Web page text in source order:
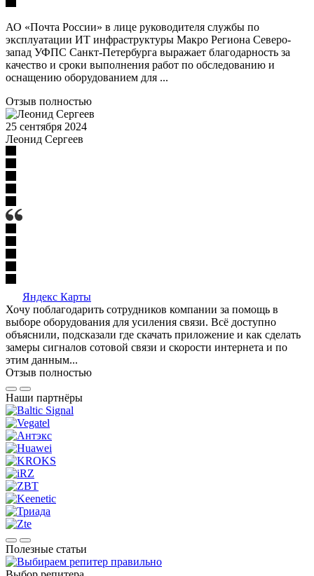
АО «Почта России» в лице руководителя службы по
эксплуатации ИТ инфраструктуры Макро Региона Северо-
запад УФПС Санкт-Петербурга выражает благодарность за
качество и сроки выполнения работ по обследованию и
оснащению оборудованием для ...
Отзыв полностью
25 сентября 2024
Леонид Сергеев
Яндекс Карты
Хочу поблагодарить сотрудников компании за помощь в
выборе оборудования для усиления связи. Всё доступно
объяснили, подсказали где скачать приложение и как сделать
замеры сигналов сотовой связи и скорости интернета и по
этим данным...
Отзыв полностью
Наши партнёры
Полезные статьи